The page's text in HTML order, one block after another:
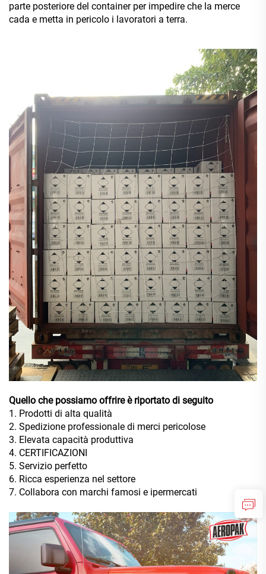
parte posteriore del container per impedire che la merce
cada e metta in pericolo i lavoratori a terra.
Quello che possiamo offrire è riportato di seguito
1. Prodotti di alta qualità
2. Spedizione professionale di merci pericolose
3. Elevata capacità produttiva
4. CERTIFICAZIONI
5. Servizio perfetto
6. Ricca esperienza nel settore
7. Collabora con marchi famosi e ipermercati